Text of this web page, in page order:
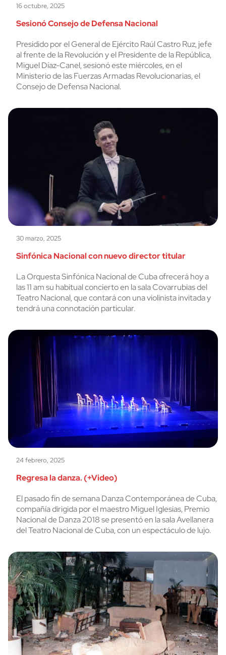
16 octubre, 2025
Sesionó Consejo de Defensa Nacional
Presidido por el General de Ejército Raúl Castro Ruz, jefe
al frente de la Revolución y el Presidente de la República,
Miguel Díaz-Canel, sesionó este miércoles, en el
Ministerio de las Fuerzas Armadas Revolucionarias, el
Consejo de Defensa Nacional.
30 marzo, 2025
Sinfónica Nacional con nuevo director titular
La Orquesta Sinfónica Nacional de Cuba ofrecerá hoy a
las 11 am su habitual concierto en la sala Covarrubias del
Teatro Nacional, que contará con una violinista invitada y
tendrá una connotación particular.
24 febrero, 2025
Regresa la danza. (+Video)
El pasado fin de semana Danza Contemporánea de Cuba,
compañía dirigida por el maestro Miguel Iglesias, Premio
Nacional de Danza 2018 se presentó en la sala Avellanera
del Teatro Nacional de Cuba, con un espectáculo de lujo.